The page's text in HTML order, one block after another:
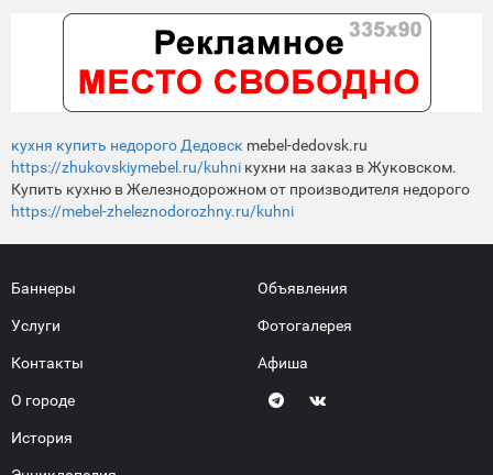
кухня купить недорого Дедовск mebel-dedovsk.ru
https://zhukovskiymebel.ru/kuhni кухни на заказ в Жуковском.
Купить кухню в Железнодорожном от производителя недорого
https://mebel-zheleznodorozhny.ru/kuhni
Баннеры
Услуги
Контакты
О городе
История
Объявления
Фотогалерея
Афиша